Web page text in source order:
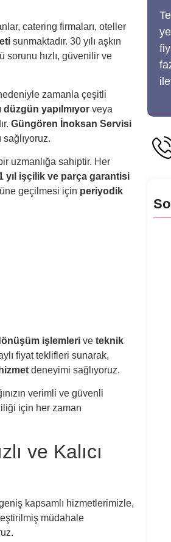
catering firmaları, oteller
sunmaktadır. 30 yılı aşkın
sorunu hızlı, güvenilir ve
zamanla çeşitli
düzgün yapılmıyor veya
Güngören İnoksan Servisi
uzmanlığa sahiptir. Her
yıl işçilik ve parça garantisi
geçilmesi için periyodik
işlemleri ve teknik
fiyat teklifleri sunarak,
deneyimi sağlıyoruz.
verimli ve güvenli
için her zaman
ve Kalıcı
kapsamlı hizmetlerimizle,
müdahale